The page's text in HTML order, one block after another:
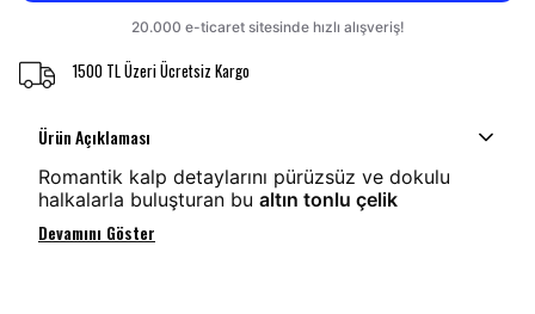
1500 TL Üzeri Ücretsiz Kargo
Ürün Açıklaması
Romantik kalp detaylarını pürüzsüz ve dokulu
halkalarla buluşturan bu altın tonlu çelik
Devamını Göster